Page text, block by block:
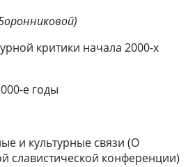
критики начала 2000-х
е годы
и культурные связи (О
славистической конференции)